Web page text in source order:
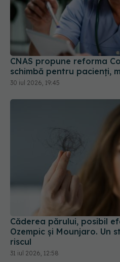
CNAS propune reforma
schimbă pentru pacienți,
30 iul 2026, 19:45
Căderea părului, posibil
Ozempic și Mounjaro. Un
riscul
31 iul 2026, 12:58